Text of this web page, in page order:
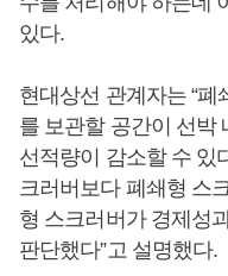
있다.
현대상선 관계자는 “
를 보관할 공간이 선박
선적량이 감소할 수 있
크러버보다 폐쇄형 스
형 스크러버가 경제성
판단했다”고 설명했다.